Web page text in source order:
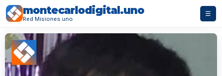
montecarlodigital.uno
Red Misiones.uno
☰